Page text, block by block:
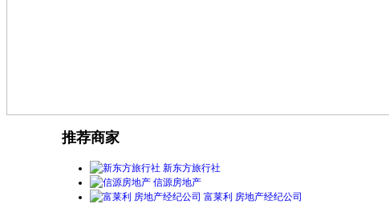
推荐商家
新东方旅行社
信源房地产
富莱利 房地产经纪公司